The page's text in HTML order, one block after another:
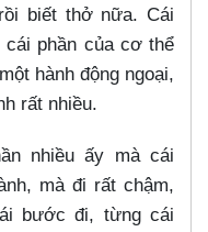
biết thở nữa. Cái
cái phần của cơ thể
hành động ngoại,
rất nhiều.
nhiều ấy mà cái
mà đi rất chậm,
bước đi, từng cái